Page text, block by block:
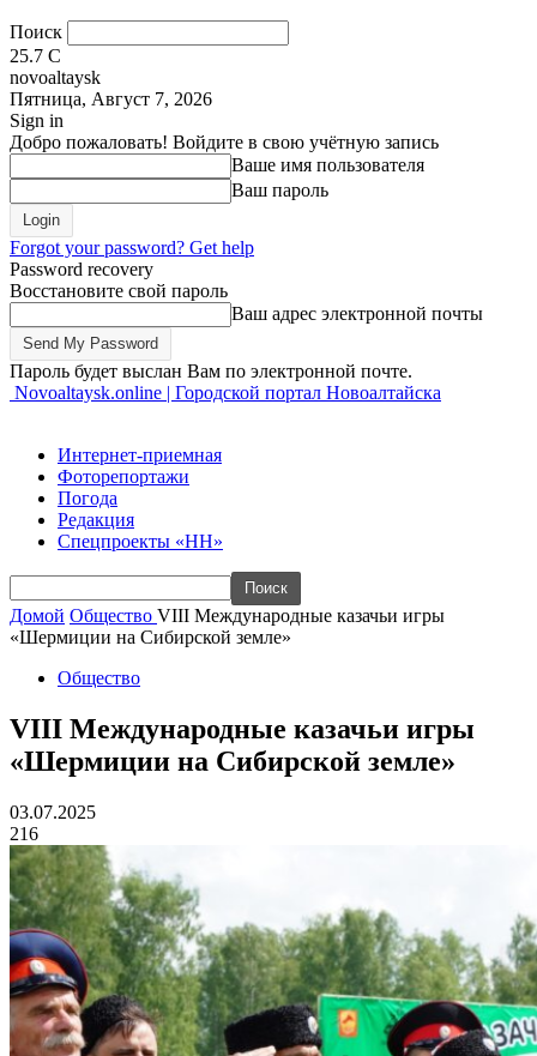
Поиск
25.7 C
novoaltaysk
Пятница, Август 7, 2026
Sign in
Добро пожаловать! Войдите в свою учётную запись
Ваше имя пользователя
Ваш пароль
Forgot your password? Get help
Password recovery
Восстановите свой пароль
Ваш адрес электронной почты
Пароль будет выслан Вам по электронной почте.
Novoaltaysk.online | Городской портал Новоалтайска
Интернет-приемная
Фоторепортажи
Погода
Редакция
Спецпроекты «НН»
Домой Общество VIII Международные казачьи игры
«Шермиции на Сибирской земле»
Общество
VIII Международные казачьи игры
«Шермиции на Сибирской земле»
03.07.2025
216